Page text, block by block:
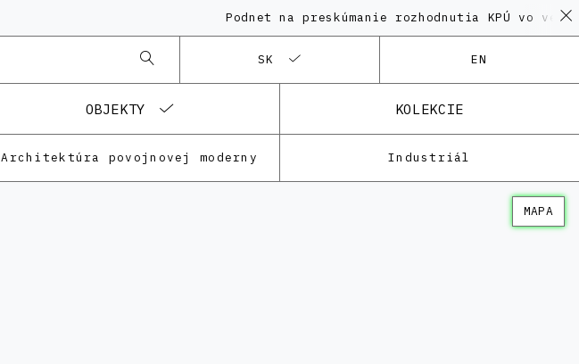
Podnet na preskúmanie rozhodnutia KPÚ vo veci
SK EN
OBJEKTY KOLEKCIE
Architektúra povojnovej moderny Industriál
MAPA